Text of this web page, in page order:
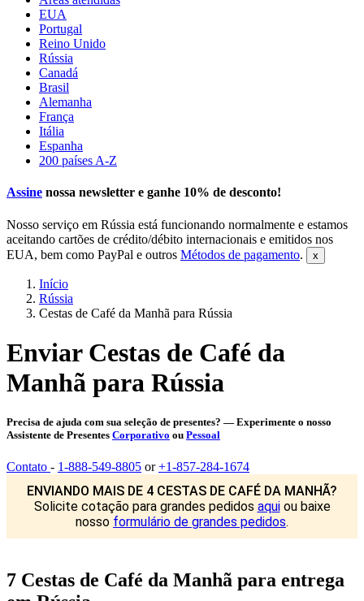
EUA
Portugal
Reino Unido
Rússia
Canadá
Brasil
Alemanha
França
Itália
Espanha
200 países A-Z
Assine nossa newsletter e ganhe 10% de desconto!
Nosso serviço em Rússia está funcionando normalmente e estamos
aceitando cartões de crédito/débito internacionais e emitidos nos
EUA, bem como PayPal e outros Métodos de pagamento.
Início
Rússia
Cestas de Café da Manhã para Rússia
Enviar Cestas de Café da
Manhã para Rússia
Precisa de ajuda com sua seleção de presentes? — Experimente o nosso
Assistente de Presentes Corporativo ou Pessoal
Contato - 1-888-549-8805 or+1-857-284-1674
ENVIANDO MAIS DE 4 CESTAS DE CAFÉ DA MANHÃ?
Solicite cotação para grandes pedidos aquiou baixe
nosso formulário de grandes pedidos.
7 Cestas de Café da Manhã para entrega